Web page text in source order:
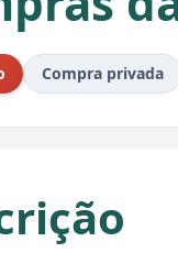
Compra privada